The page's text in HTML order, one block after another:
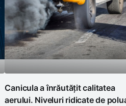
Canicula a înrăutățit calitatea
aerului. Niveluri ridicate de